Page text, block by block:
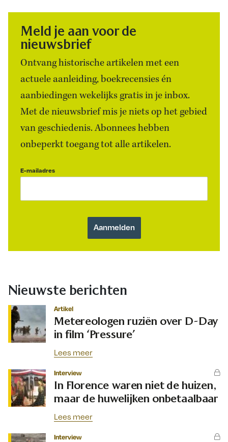
Meld je aan voor de
nieuwsbrief
Ontvang historische artikelen met een
actuele aanleiding, boekrecensies én
aanbiedingen wekelijks gratis in je inbox.
Met de nieuwsbrief mis je niets op het gebied
van geschiedenis. Abonnees hebben
onbeperkt toegang tot alle artikelen.
E-mailadres
Nieuwste berichten
Artikel
Metereologen ruziën over D-Day
in film ‘Pressure’
Lees meer
Interview
In Florence waren niet de huizen,
maar de huwelijken onbetaalbaar
Lees meer
Interview